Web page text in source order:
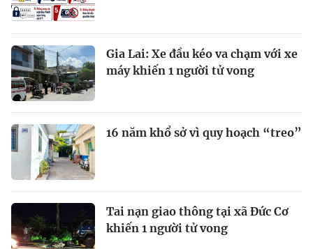
Gia Lai: Xe đầu kéo va chạm với xe
máy khiến 1 người tử vong
16 năm khổ sở vì quy hoạch “treo”
Tai nạn giao thông tại xã Đức Cơ
khiến 1 người tử vong